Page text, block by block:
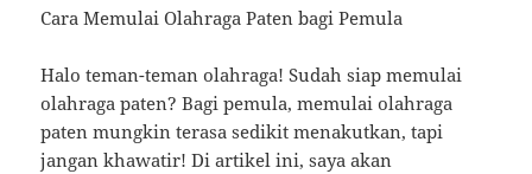
Cara Memulai Olahraga Paten bagi Pemula
Halo teman-teman olahraga! Sudah siap memulai
olahraga paten? Bagi pemula, memulai olahraga
paten mungkin terasa sedikit menakutkan, tapi
jangan khawatir! Di artikel ini, saya akan